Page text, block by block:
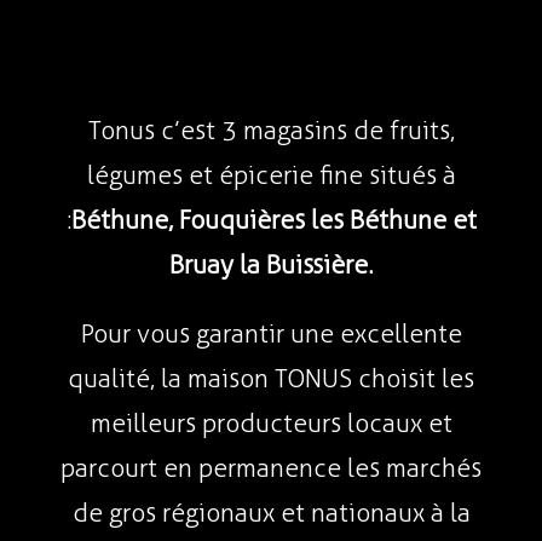
Tonus c’est 3 magasins de fruits,
légumes et épicerie fine situés à
:Béthune, Fouquières les Béthune et
Bruay la Buissière.
Pour vous garantir une excellente
qualité, la maison TONUS choisit les
meilleurs producteurs locaux et
parcourt en permanence les marchés
de gros régionaux et nationaux à la